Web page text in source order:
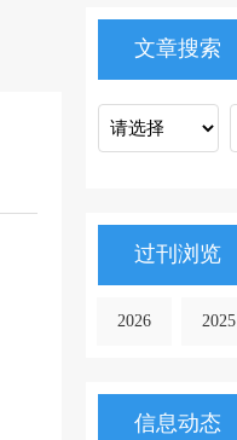
文章搜索
过刊浏览
2026 2025
信息动态